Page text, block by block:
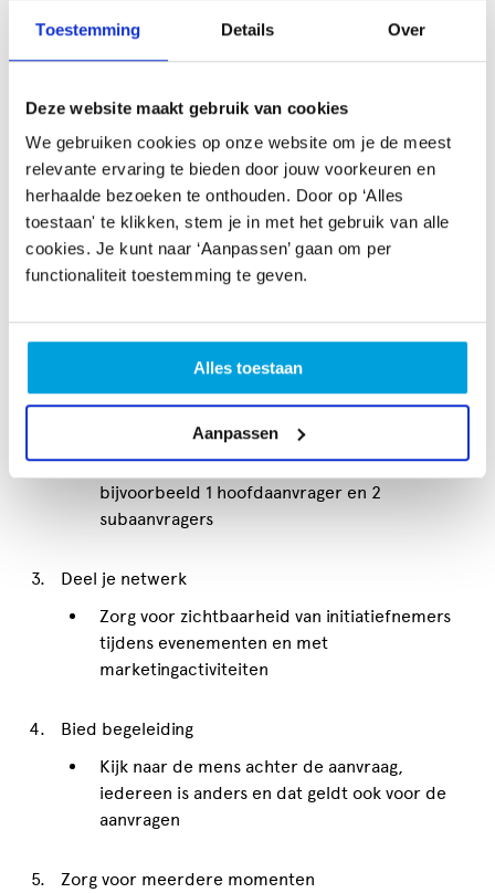
Toestemming Details Over
Deze website maakt gebruik van cookies
We gebruiken cookies op onze website om je de meest
relevante ervaring te bieden door jouw voorkeuren en
herhaalde bezoeken te onthouden. Door op ‘Alles
toestaan' te klikken, stem je in met het gebruik van alle
cookies. Je kunt naar ‘Aanpassen’ gaan om per
functionaliteit toestemming te geven.
Alles toestaan
Aanpassen
kunst en cultuur laten floreren
dan in ieder geval aan de volgende aspecten:
Kies voor een passende vorm
Zorg voor vernieuwde manieren van
subsidieaanvragen zoals (video)pitches,
spreekuren of minder wollige tekst
Maak subsidieregelingen toegankelijk voor
iedereen door bijvoorbeeld een meertalig
aanbod
Zorg voor toegankelijkheid voor mensen
zonder organisatie of stichting, door
bijvoorbeeld 1 hoofdaanvrager en 2
subaanvragers
Deel je netwerk
Zorg voor zichtbaarheid van initiatiefnemers
tijdens evenementen en met
marketingactiviteiten
Bied begeleiding
Kijk naar de mens achter de aanvraag,
iedereen is anders en dat geldt ook voor de
aanvragen
Zorg voor meerdere momenten